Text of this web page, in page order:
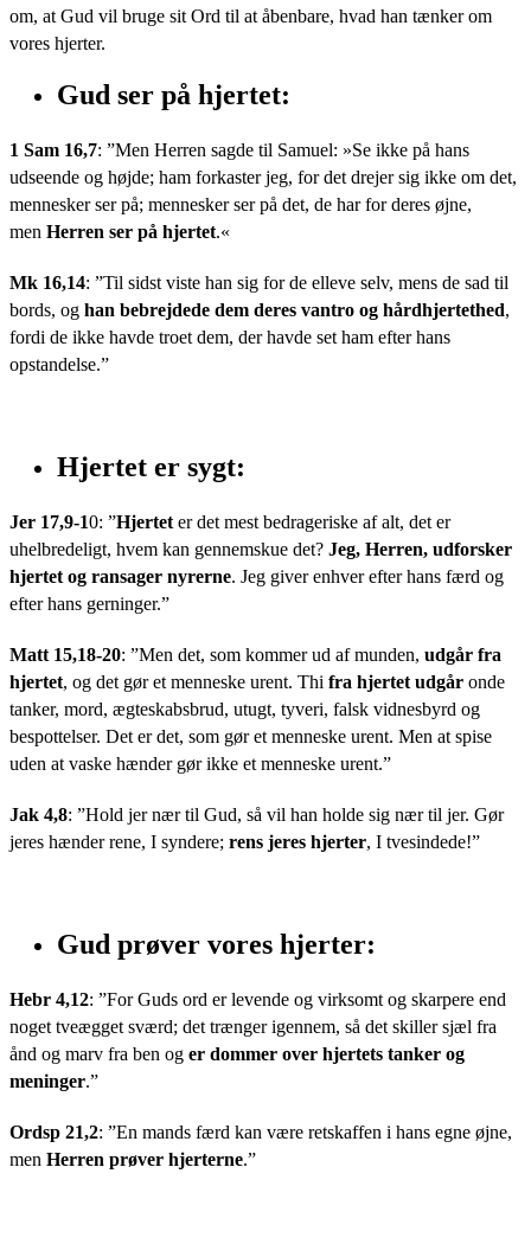
om, at Gud vil bruge sit Ord til at åbenbare, hvad han tænker om
vores hjerter.
Gud ser på hjertet:
1 Sam 16,7: ”Men Herren sagde til Samuel: »Se ikke på hans
udseende og højde; ham forkaster jeg, for det drejer sig ikke om det,
mennesker ser på; mennesker ser på det, de har for deres øjne,
men Herren ser på hjertet.«
Mk 16,14: ”Til sidst viste han sig for de elleve selv, mens de sad til
bords, og han bebrejdede dem deres vantro og hårdhjertethed,
fordi de ikke havde troet dem, der havde set ham efter hans
opstandelse.”
Hjertet er sygt:
Jer 17,9-10: ”Hjertet er det mest bedrageriske af alt, det er
uhelbredeligt, hvem kan gennemskue det? Jeg, Herren, udforsker
hjertet og ransager nyrerne. Jeg giver enhver efter hans færd og
efter hans gerninger.”
Matt 15,18-20: ”Men det, som kommer ud af munden, udgår fra
hjertet, og det gør et menneske urent. Thi fra hjertet udgår onde
tanker, mord, ægteskabsbrud, utugt, tyveri, falsk vidnesbyrd og
bespottelser. Det er det, som gør et menneske urent. Men at spise
uden at vaske hænder gør ikke et menneske urent.”
Jak 4,8: ”Hold jer nær til Gud, så vil han holde sig nær til jer. Gør
jeres hænder rene, I syndere; rens jeres hjerter, I tvesindede!”
Gud prøver vores hjerter:
Hebr 4,12: ”For Guds ord er levende og virksomt og skarpere end
noget tveægget sværd; det trænger igennem, så det skiller sjæl fra
ånd og marv fra ben og er dommer over hjertets tanker og
meninger.”
Ordsp 21,2: ”En mands færd kan være retskaffen i hans egne øjne,
men Herren prøver hjerterne.”